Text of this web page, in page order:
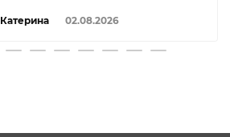
Катерина 02.08.2026